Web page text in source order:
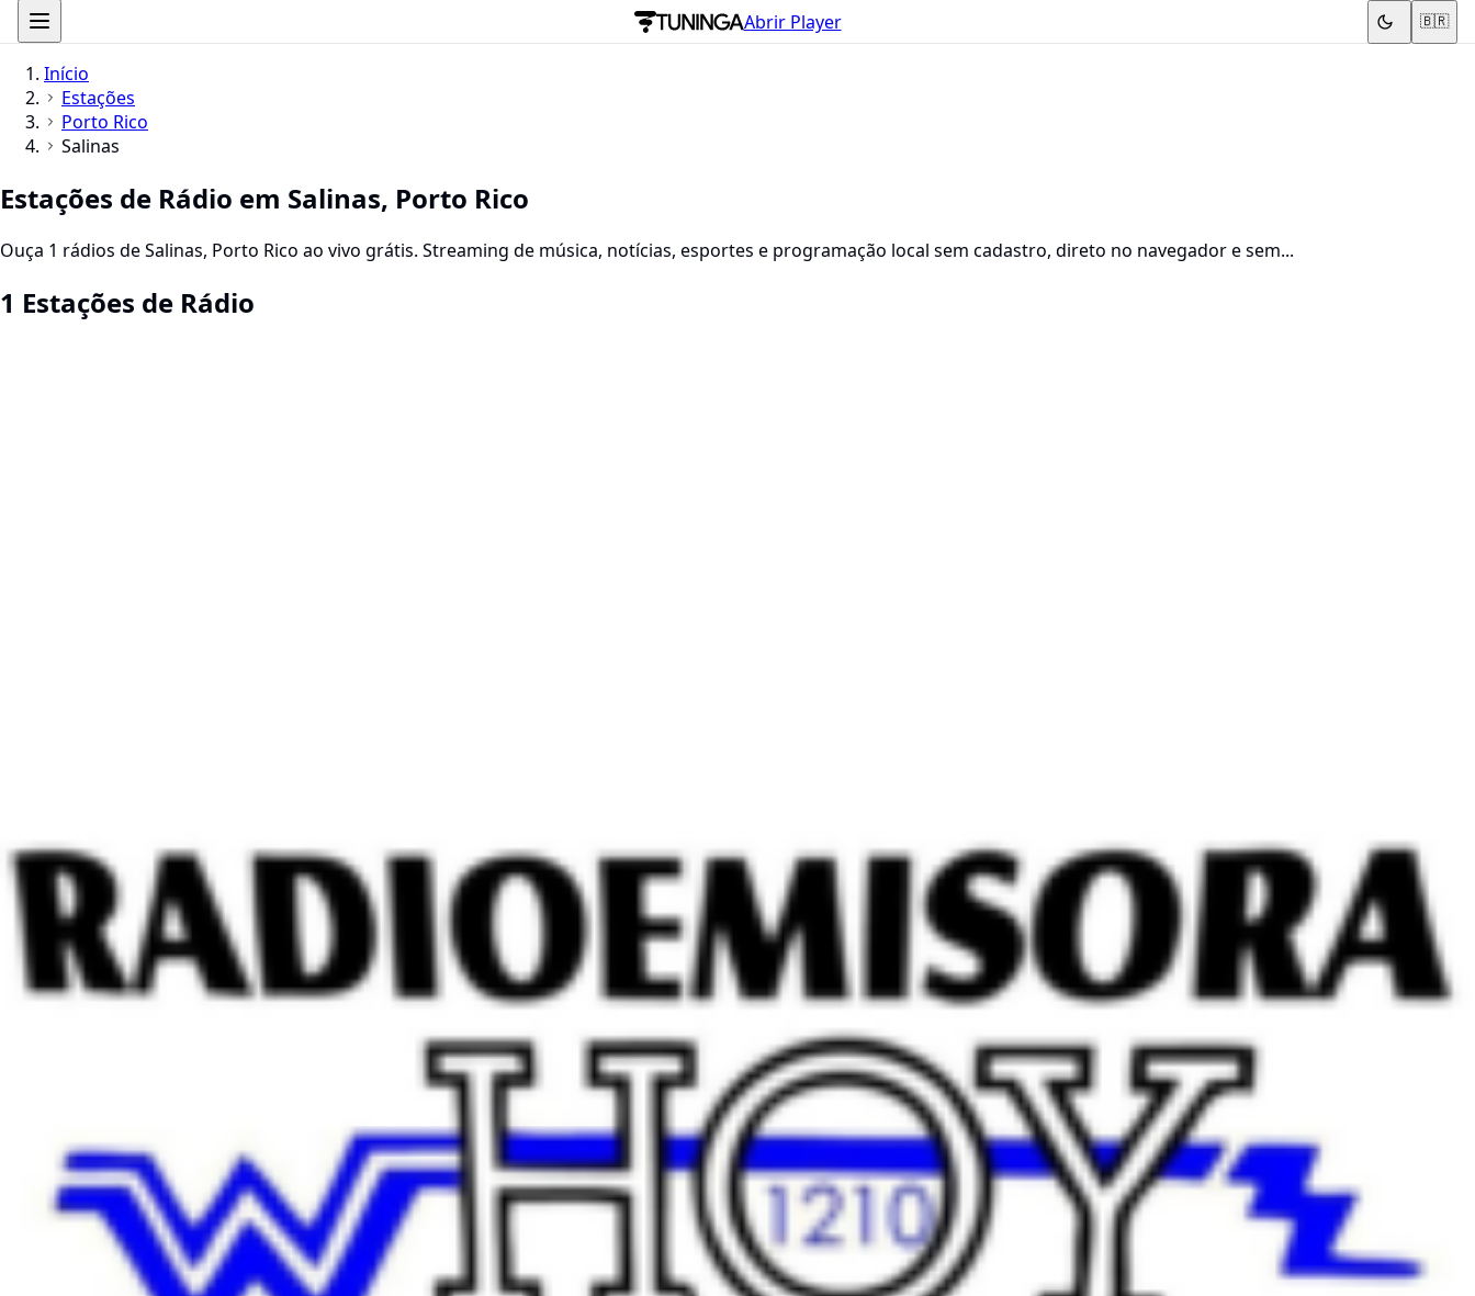
Abrir Player 🇧🇷
Início
Estações
Porto Rico
Salinas
Estações de Rádio em Salinas, Porto Rico
Ouça 1 rádios de Salinas, Porto Rico ao vivo grátis. Streaming de música, notícias, esportes e programação local sem cadastro, direto no navegador e sem...
1 Estações de Rádio